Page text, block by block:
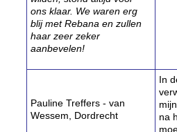
ons klaar. We waren erg
blij met Rebana en zullen
haar zeer zeker
aanbevelen!
Pauline Treffers - van
Wessem, Dordrecht
In
na